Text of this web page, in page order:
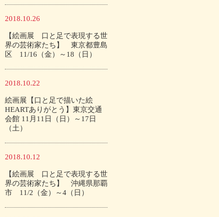
2018.10.26
【絵画展 口と足で表現する世
界の芸術家たち】 東京都豊島
区 11/16（金）～18（日）
2018.10.22
絵画展【口と足で描いた絵
HEARTありがとう】東京交通
会館 11月11日（日）～17日
（土）
2018.10.12
【絵画展 口と足で表現する世
界の芸術家たち】 沖縄県那覇
市 11/2（金）～4（日）